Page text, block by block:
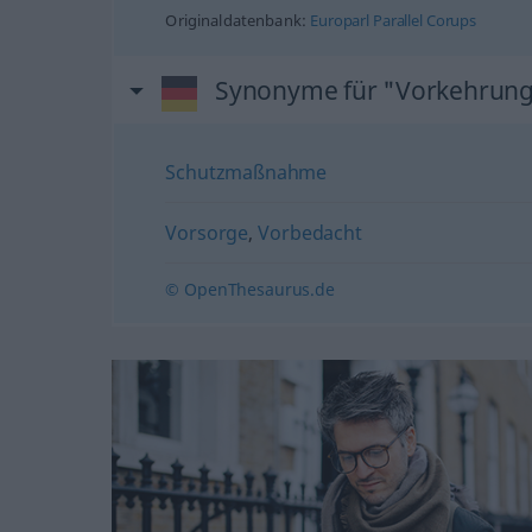
Originaldatenbank: Europarl Parallel Corups
Synonyme für
Schutzmaßnahme
Vorsorge,Vorbedacht
© OpenThesaurus.de